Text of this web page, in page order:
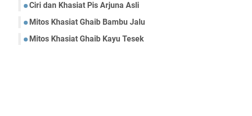
Ciri dan Khasiat Pis Arjuna Asli
Mitos Khasiat Ghaib Bambu Jalu
Mitos Khasiat Ghaib Kayu Tesek